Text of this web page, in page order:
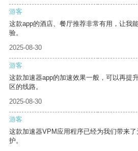
游客
这款app的酒店、餐厅推荐非常有用，让我
验。
2025-08-30
游客
这款加速器app的加速效果一般，可以再提
区的线路。
2025-08-30
游客
这款加速器VPM应用程序已经为我们带来
护。